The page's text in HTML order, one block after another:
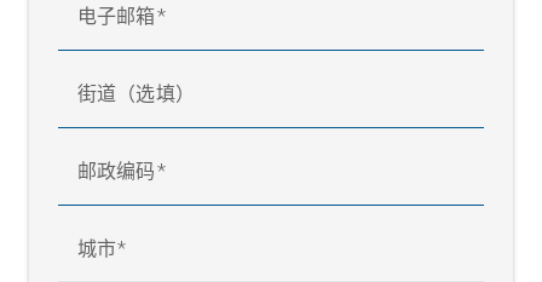
电子邮箱
街道（选填）
邮政编码
城市